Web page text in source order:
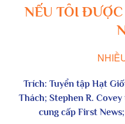
NẾU TÔI
Trích: Tuyển tập Hạt
Thách; Stephen R.
cung cấp First